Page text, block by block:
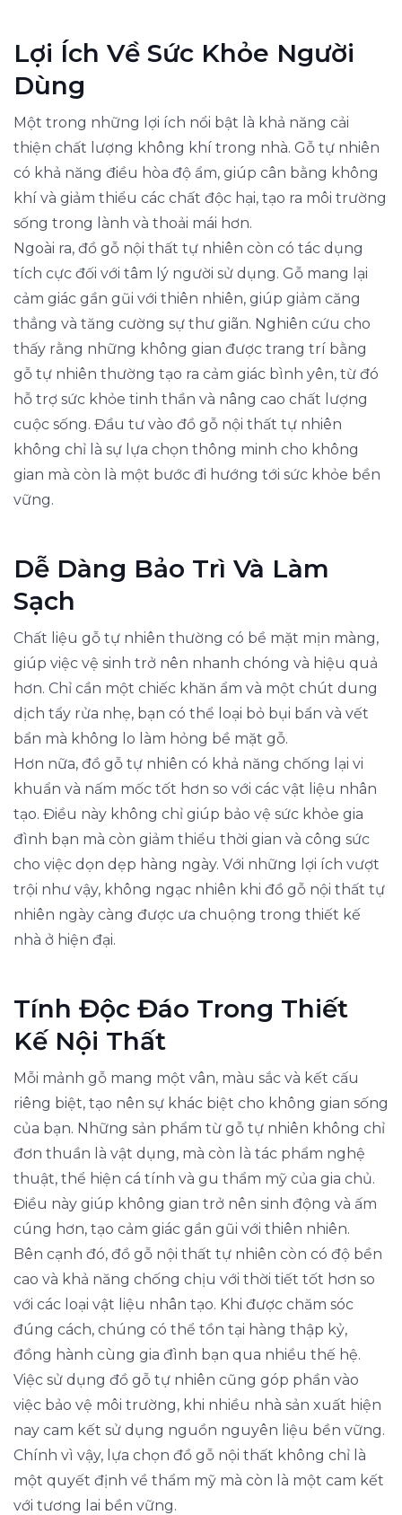
Lợi Ích Về Sức Khỏe Người
Dùng
Một trong những lợi ích nổi bật là khả năng cải
thiện chất lượng không khí trong nhà. Gỗ tự nhiên
có khả năng điều hòa độ ẩm, giúp cân bằng không
khí và giảm thiểu các chất độc hại, tạo ra môi trường
sống trong lành và thoải mái hơn.
Ngoài ra, đồ gỗ nội thất tự nhiên còn có tác dụng
tích cực đối với tâm lý người sử dụng. Gỗ mang lại
cảm giác gần gũi với thiên nhiên, giúp giảm căng
thẳng và tăng cường sự thư giãn. Nghiên cứu cho
thấy rằng những không gian được trang trí bằng
gỗ tự nhiên thường tạo ra cảm giác bình yên, từ đó
hỗ trợ sức khỏe tinh thần và nâng cao chất lượng
cuộc sống. Đầu tư vào đồ gỗ nội thất tự nhiên
không chỉ là sự lựa chọn thông minh cho không
gian mà còn là một bước đi hướng tới sức khỏe bền
vững.
Dễ Dàng Bảo Trì Và Làm
Sạch
Chất liệu gỗ tự nhiên thường có bề mặt mịn màng,
giúp việc vệ sinh trở nên nhanh chóng và hiệu quả
hơn. Chỉ cần một chiếc khăn ẩm và một chút dung
dịch tẩy rửa nhẹ, bạn có thể loại bỏ bụi bẩn và vết
bẩn mà không lo làm hỏng bề mặt gỗ.
Hơn nữa, đồ gỗ tự nhiên có khả năng chống lại vi
khuẩn và nấm mốc tốt hơn so với các vật liệu nhân
tạo. Điều này không chỉ giúp bảo vệ sức khỏe gia
đình bạn mà còn giảm thiểu thời gian và công sức
cho việc dọn dẹp hàng ngày. Với những lợi ích vượt
trội như vậy, không ngạc nhiên khi đồ gỗ nội thất tự
nhiên ngày càng được ưa chuộng trong thiết kế
nhà ở hiện đại.
Tính Độc Đáo Trong Thiết
Kế Nội Thất
Mỗi mảnh gỗ mang một vân, màu sắc và kết cấu
riêng biệt, tạo nên sự khác biệt cho không gian sống
của bạn. Những sản phẩm từ gỗ tự nhiên không chỉ
đơn thuần là vật dụng, mà còn là tác phẩm nghệ
thuật, thể hiện cá tính và gu thẩm mỹ của gia chủ.
Điều này giúp không gian trở nên sinh động và ấm
cúng hơn, tạo cảm giác gần gũi với thiên nhiên.
Bên cạnh đó, đồ gỗ nội thất tự nhiên còn có độ bền
cao và khả năng chống chịu với thời tiết tốt hơn so
với các loại vật liệu nhân tạo. Khi được chăm sóc
đúng cách, chúng có thể tồn tại hàng thập kỷ,
đồng hành cùng gia đình bạn qua nhiều thế hệ.
Việc sử dụng đồ gỗ tự nhiên cũng góp phần vào
việc bảo vệ môi trường, khi nhiều nhà sản xuất hiện
nay cam kết sử dụng nguồn nguyên liệu bền vững.
Chính vì vậy, lựa chọn đồ gỗ nội thất không chỉ là
một quyết định về thẩm mỹ mà còn là một cam kết
với tương lai bền vững.